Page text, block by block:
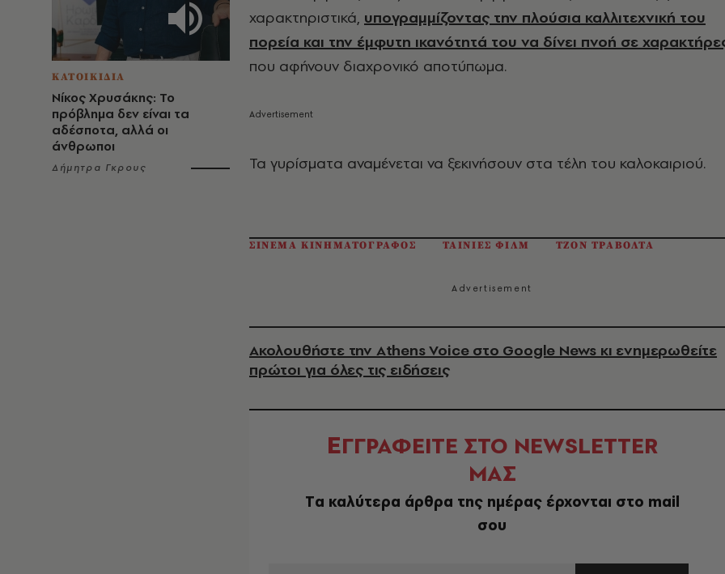
ΚΑΤΟΙΚΙΔΙΑ
Νίκος Χρυσάκης: Το
πρόβλημα δεν είναι τα
αδέσποτα, αλλά οι
άνθρωποι
Δήμητρα Γκρους
χαρακτηριστικά, υπογραμμίζοντας την πλούσια καλλιτεχνική του
πορεία και την έμφυτη ικανότητά του να δίνει πνοή σε
που αφήνουν διαχρονικό αποτύπωμα.
Τα γυρίσματα αναμένεται να ξεκινήσουν στα τέλη του καλοκαιριού.
ΣΙΝΕΜΑ ΚΙΝΗΜΑΤΟΓΡΑΦΟΣ ΤΑΙΝΙΕΣ ΦΙΛΜ ΤΖΟΝ ΤΡΑΒΟΛΤΑ
Ακολουθήστε την Athens Voice στο Google News κι ενημερωθείτε
πρώτοι για όλες τις ειδήσεις
ΕΓΓΡΑΦΕΙΤΕ ΣΤΟ NEWSLETTER
ΜΑΣ
Tα καλύτερα άρθρα της ημέρας έρχονται στο mail
σου